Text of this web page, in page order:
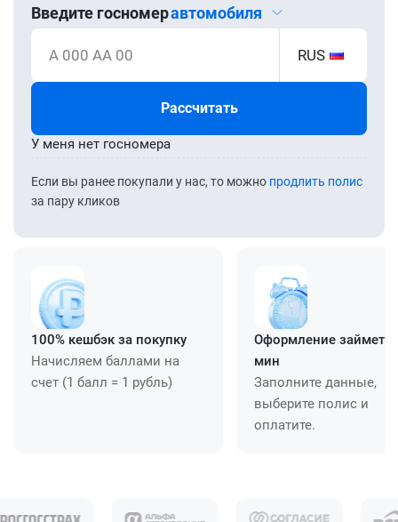
Введите госномеравтомобиля
А 000 АА 00 RUS
Рассчитать
Если вы ранее покупали у нас, то можно продлить полис
за пару кликов
У меня нет госномера
100% кешбэк за покупку
Начисляем баллами на
счет (1 балл = 1 рубль)
Оформление займет
мин
Заполните данные,
выберите полис и
оплатите.